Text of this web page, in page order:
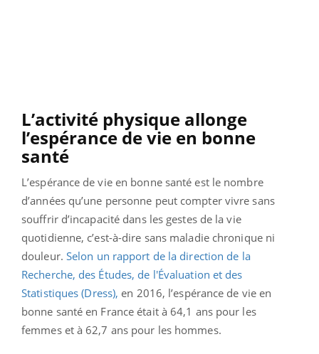
L’activité physique allonge
l’espérance de vie en bonne
santé
L’espérance de vie en bonne santé est le nombre
d’années qu’une personne peut compter vivre sans
souffrir d’incapacité dans les gestes de la vie
quotidienne, c’est-à-dire sans maladie chronique ni
douleur. Selon un rapport de la direction de la
Recherche, des Études, de l'Évaluation et des
Statistiques (Dress), en 2016, l’espérance de vie en
bonne santé en France était à 64,1 ans pour les
femmes et à 62,7 ans pour les hommes.